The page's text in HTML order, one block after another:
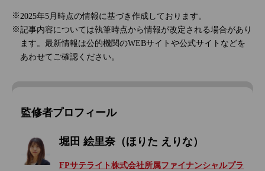
2025年5月時点の情報に基づき作成しております。
記事内容については執筆時点から情報が改定される場合があり
ます。最新情報は公的機関のWEBサイトや公式サイトなどを
あわせてご確認ください。
監修者プロフィール
堀田 絵里奈（ほりた えりな）
FPサテライト株式会社所属ファイナンシャルプラ